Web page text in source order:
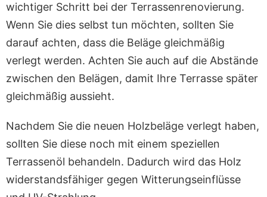
wichtiger Schritt bei der Terrassenrenovierung.
Wenn Sie dies selbst tun möchten, sollten Sie
darauf achten, dass die Beläge gleichmäßig
verlegt werden. Achten Sie auch auf die Abstände
zwischen den Belägen, damit Ihre Terrasse später
gleichmäßig aussieht.
Nachdem Sie die neuen Holzbeläge verlegt haben,
sollten Sie diese noch mit einem speziellen
Terrassenöl behandeln. Dadurch wird das Holz
widerstandsfähiger gegen Witterungseinflüsse